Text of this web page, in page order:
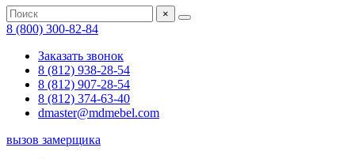
×
8 (800) 300-82-84
Заказать звонок
8 (812) 938-28-54
8 (812) 907-28-54
8 (812) 374-63-40
dmaster@mdmebel.com
вызов замерщика